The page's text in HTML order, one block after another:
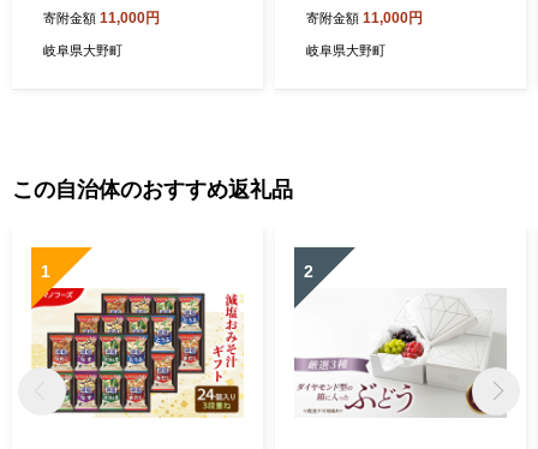
送）農家直送 果物 フルーツ
秋の味覚 柿 かき 富有 ふゆう
寄附金額 11,000円
岐阜県大野町
送）農家直送 果物 フルーツ
秋の味覚 柿 かき 富有 ふゆう
寄附金額 11,000円
岐阜県大野町
この自治体のおすすめ返礼品
1 2